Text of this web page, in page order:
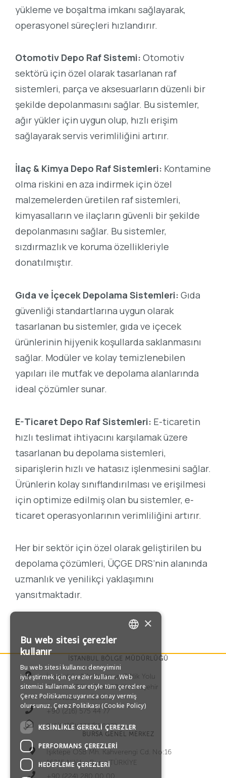
yükleme ve boşaltma imkanı sağlayarak,
operasyonel süreçleri hızlandırır.
Otomotiv Depo Raf Sistemi: Otomotiv
sektörü için özel olarak tasarlanan raf
sistemleri, parça ve aksesuarların düzenli bir
şekilde depolanmasını sağlar. Bu sistemler,
ağır yükler için uygun olup, hızlı erişim
sağlayarak servis verimliliğini artırır.
İlaç & Kimya Depo Raf Sistemleri: Kontamine
olma riskini en aza indirmek için özel
malzemelerden üretilen raf sistemleri,
kimyasalların ve ilaçların güvenli bir şekilde
depolanmasını sağlar. Bu sistemler,
sızdırmazlık ve koruma özellikleriyle
donatılmıştır.
Gıda ve İçecek Depolama Sistemleri: Gıda
güvenliği standartlarına uygun olarak
tasarlanan bu sistemler, gıda ve içecek
ürünlerinin hijyenik koşullarda saklanmasını
sağlar. Modüler ve kolay temizlenebilen
yapıları ile mutfak ve depolama alanlarında
ideal çözümler sunar.
E-Ticaret Depo Raf Sistemleri: E-ticaretin
hızlı teslimat ihtiyacını karşılamak üzere
tasarlanan bu depolama sistemleri,
siparişlerin hızlı ve hatasız işlenmesini sağlar.
Ürünlerin kolay sınıflandırılması ve erişilmesi
için optimize edilmiş olan bu sistemler, e-
ticaret operasyonlarının verimliliğini artırır.
Her bir sektör için özel olarak geliştirilen bu
depolama çözümleri, ÜÇGE DRS’nin alanında
uzmanlık ve yenilikçi yaklaşımını
yansıtmaktadır.
BURSA GENEL MERKEZ
Işıktepe OSB Mh. Kahverengi Cd. No:16
16215 Nilüfer Bursa TÜRKİYE
İSTANBUL BÖLGE MÜDÜRLÜĞÜ
İçerenköy Mh Karaman Çiftlik Yolu
Cd. No:47 Kar Plaza 10. Kat Ataşehir
İSTANBUL – TÜRKİYE
+90 (216) 575 44 77
project@ucgedrs.com
GERMAN
×
Bu web sitesi çerezler
kullanır
Bu web sitesi kullanıcı deneyimini
iyileştirmek için çerezler kullanır. Web
sitemizi kullanmak suretiyle tüm çerezlere
Çerez Politikamız uyarınca onay vermiş
olursunuz. Çerez Politikası (Cookie Policy)
KESINLIKLE GEREKLI ÇEREZLER
PERFORMANS ÇEREZLERI
HEDEFLEME ÇEREZLERI